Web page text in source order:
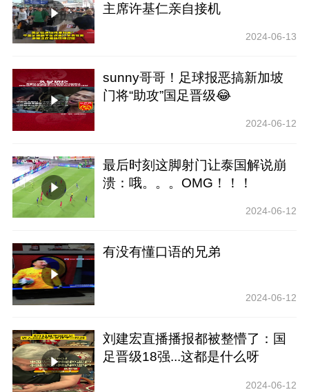
主席许基仁亲自接机
2024-06-13
sunny哥哥！足球报恶搞新加坡
门将“助攻”国足晋级😂
2024-06-12
最后时刻这脚射门让泰国解说崩
溃：哦。。。OMG！！！
2024-06-12
有没有懂口语的兄弟
2024-06-12
刘建宏直播播报都被整懵了：国
足晋级18强...这都是什么呀
2024-06-12